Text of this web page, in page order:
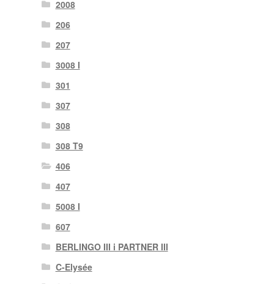
2008
206
207
3008 I
301
307
308
308 T9
406
407
5008 I
607
BERLINGO III i PARTNER III
C-Elysée